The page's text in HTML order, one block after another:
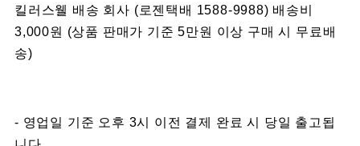
킬러스웰 배송 회사 (로젠택배 1588-9988) 배송비
3,000원 (상품 판매가 기준 5만원 이상 구매 시 무료배
송)
- 영업일 기준 오후 3시 이전 결제 완료 시 당일 출고됩